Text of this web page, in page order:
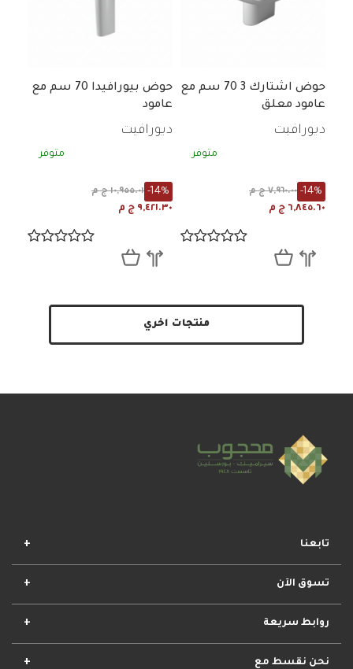
حوض اشتارك 3 70 سم مع
عامود معلق
ديورافيت
متوفر
٧,٩٦٠.٠٠ ج م -14%
٦,٨٤٥.٦٠ ج م
حوض بيورافيدا 70 سم مع
عامود
ديورافيت
متوفر
١٠,٩٥٥.٠١ ج م -14%
٩,٤٢١.٣٠ ج م
منتجات اخري
تابعنا
تسوق الآن
افضل المجموعات
روابط سريعة
الأحكام والشروط
نحن نقسط مع